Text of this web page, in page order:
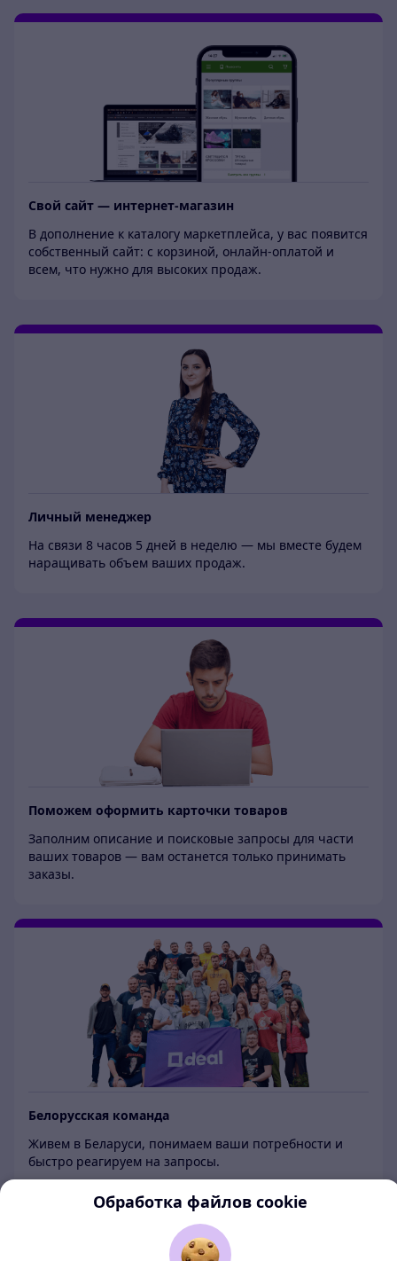
Свой сайт — интернет-магазин
В дополнение к каталогу маркетплейса, у вас появится
собственный сайт: с корзиной, онлайн-оплатой и
всем, что нужно для высоких продаж.
Личный менеджер
На связи 8 часов 5 дней в неделю — мы вместе будем
наращивать объем ваших продаж.
Поможем оформить карточки товаров
Заполним описание и поисковые запросы для части
ваших товаров — вам останется только принимать
заказы.
Белорусская команда
Живем в Беларуси, понимаем ваши потребности и
быстро реагируем на запросы.
Обработка файлов cookie